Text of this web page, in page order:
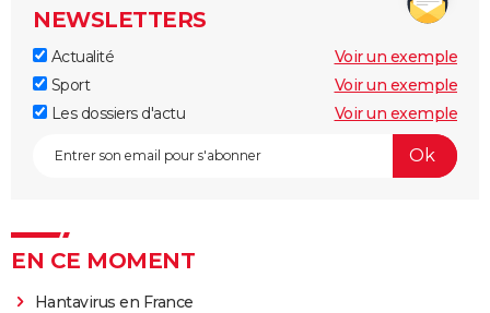
NEWSLETTERS
Actualité
Voir un exemple
Sport
Voir un exemple
Les dossiers d'actu
Voir un exemple
EN CE MOMENT
Hantavirus en France